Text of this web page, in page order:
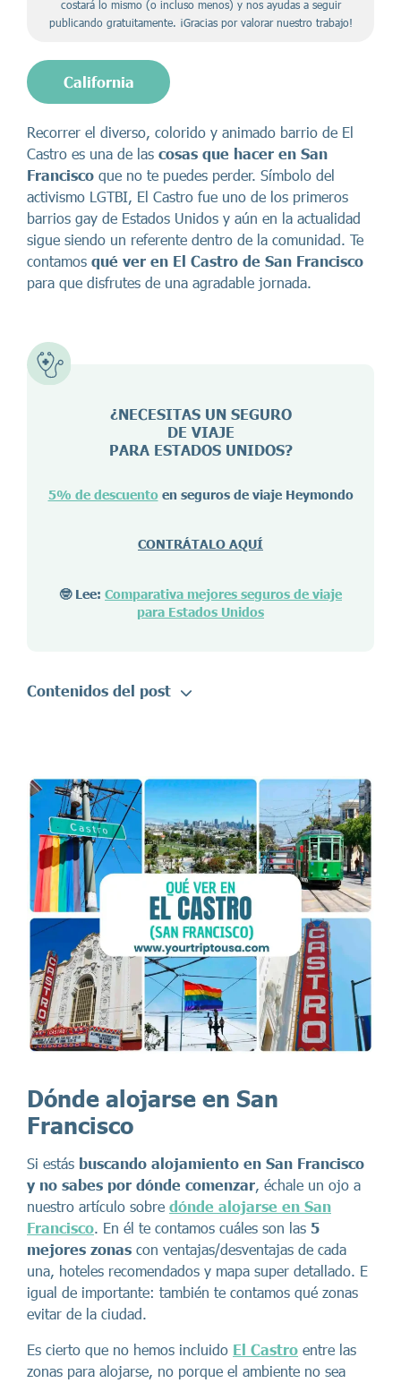
costará lo mismo (o incluso menos) y nos ayudas a seguir
publicando gratuitamente. ¡Gracias por valorar nuestro trabajo!
California
Recorrer el diverso, colorido y animado barrio de El
Castro es una de las cosas que hacer en San
Francisco que no te puedes perder. Símbolo del
activismo LGTBI, El Castro fue uno de los primeros
barrios gay de Estados Unidos y aún en la actualidad
sigue siendo un referente dentro de la comunidad. Te
contamos qué ver en El Castro de San Francisco
para que disfrutes de una agradable jornada.
¿NECESITAS UN SEGURO
DE VIAJE
PARA ESTADOS UNIDOS?
5% de descuentoen seguros de viaje Heymondo
CONTRÁTALO AQUÍ
🤓 Lee: Comparativa mejores seguros de viaje
para Estados Unidos
Contenidos del post
Dónde alojarse en San
Francisco
Si estás buscando alojamiento en San Francisco
y no sabes por dónde comenzar, échale un ojo a
nuestro artículo sobre dónde alojarse en San
Francisco. En él te contamos cuáles son las 5
mejores zonas con ventajas/desventajas de cada
una, hoteles recomendados y mapa super detallado. E
igual de importante: también te contamos qué zonas
evitar de la ciudad.
Es cierto que no hemos incluido El Castro entre las
zonas para alojarse, no porque el ambiente no sea